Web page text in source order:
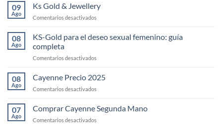
afrodisíaco
femenino:
usarlo
comprarlo
España
09
Ago
Ks Gold & Jewellery
Comentarios desactivados
&
08
Ago
KS-Gold para el deseo sexual femenino: guía
completa
Comentarios desactivados
Gold
para
el
sexual
08
Ago
Cayenne Precio 2025
Comentarios desactivados
Precio
2025
07
Ago
Comprar Cayenne Segunda Mano
Comentarios desactivados